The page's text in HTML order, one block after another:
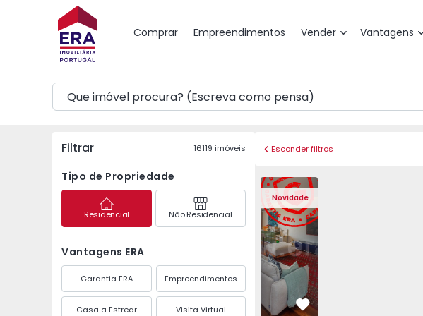
Comprar Empreendimentos Vender Vantagens
Mapa
Filtrar 16119 imóveis
Tipo de Propriedade
Residencial Não Residencial
Vantagens ERA
Garantia ERA Empreendimentos
Casa a Estrear Visita Virtual
Esconder filtros
Novidade
Apartamento T3 Póvoa de Varzim,
Apartamento T3 Póvoa de
Apartamento T3
Favorito